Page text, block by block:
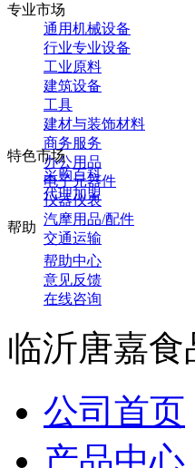
专业市场
通用机械设备
行业专业设备
工业原料
建筑设备
工具
建材与装饰材料
商务服务
办公用品
电子元器件
仪器仪表
汽摩用品/配件
交通运输
特色市场
采购百科
代理加盟
帮助
帮助中心
意见反馈
在线咨询
临沂唐嘉食
公司首页